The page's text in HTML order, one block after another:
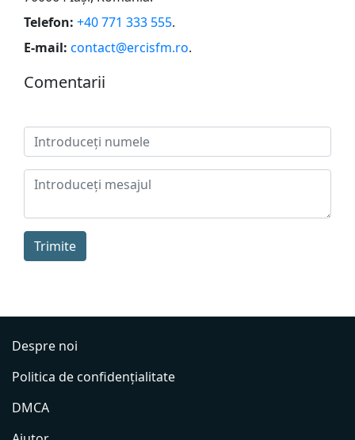
Telefon: +40 771 333 555.
E-mail: contact@ercisfm.ro.
Сomentarii
Trimite
Despre noi
Politica de confidențialitate
DMCA